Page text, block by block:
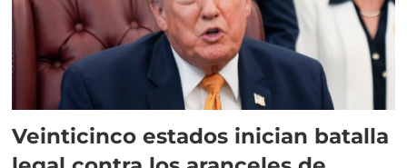
Veinticinco estados inician batalla